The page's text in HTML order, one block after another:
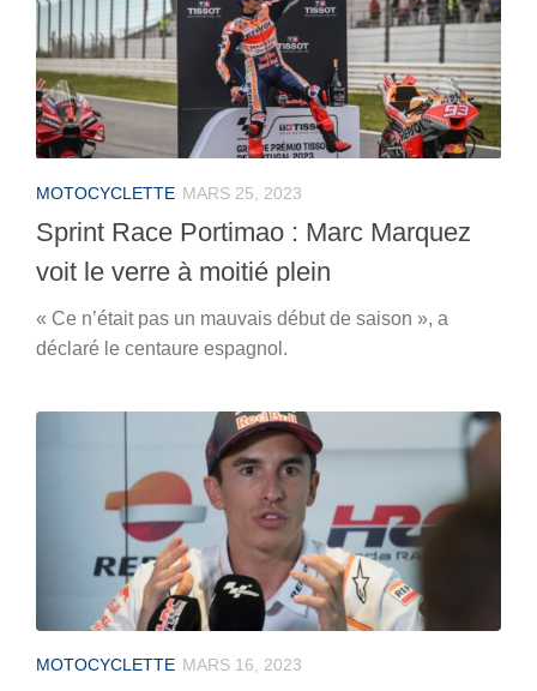
MOTOCYCLETTE MARS 25, 2023
Sprint Race Portimao : Marc Marquez
voit le verre à moitié plein
« Ce n’était pas un mauvais début de saison », a
déclaré le centaure espagnol.
MOTOCYCLETTE MARS 16, 2023